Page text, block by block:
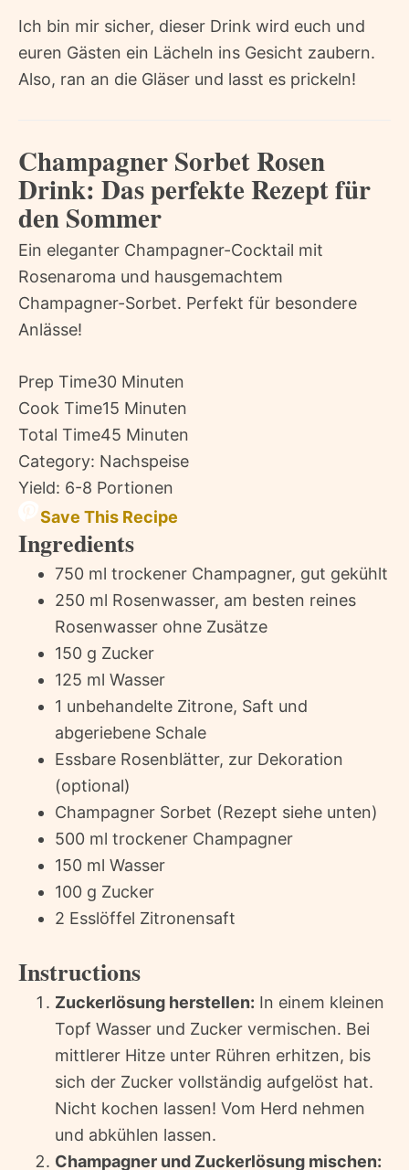
Ich bin mir sicher, dieser Drink wird euch und
euren Gästen ein Lächeln ins Gesicht zaubern.
Also, ran an die Gläser und lasst es prickeln!
Champagner Sorbet Rosen
Drink: Das perfekte Rezept für
den Sommer
Ein eleganter Champagner-Cocktail mit
Rosenaroma und hausgemachtem
Champagner-Sorbet. Perfekt für besondere
Anlässe!
Prep Time30 Minuten
Cook Time15 Minuten
Total Time45 Minuten
Category: Nachspeise
Yield: 6-8 Portionen
Save This Recipe
Ingredients
750 ml trockener Champagner, gut gekühlt
250 ml Rosenwasser, am besten reines
Rosenwasser ohne Zusätze
150 g Zucker
125 ml Wasser
1 unbehandelte Zitrone, Saft und
abgeriebene Schale
Essbare Rosenblätter, zur Dekoration
(optional)
Champagner Sorbet (Rezept siehe unten)
500 ml trockener Champagner
150 ml Wasser
100 g Zucker
2 Esslöffel Zitronensaft
Instructions
Zuckerlösung herstellen: In einem kleinen
Topf Wasser und Zucker vermischen. Bei
mittlerer Hitze unter Rühren erhitzen, bis
sich der Zucker vollständig aufgelöst hat.
Nicht kochen lassen! Vom Herd nehmen
und abkühlen lassen.
Champagner und Zuckerlösung mischen: